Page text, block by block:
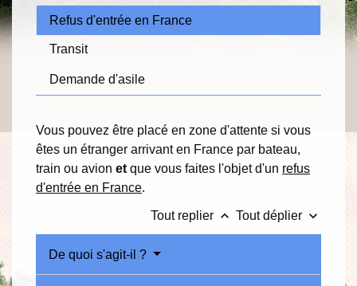
Refus d'entrée en France
Transit
Demande d'asile
Vous pouvez être placé en zone d'attente si vous
êtes un étranger arrivant en France par bateau,
train ou avion et que vous faites l'objet d'un refus
d'entrée en France.
Tout replier keyboard_arrow_up Tout déplier keyboard_arrow_down
De quoi s'agit-il ?